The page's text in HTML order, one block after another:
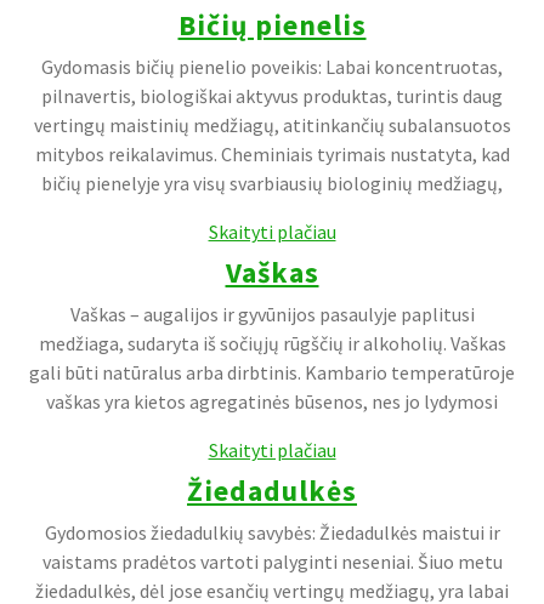
Bičių pienelis
Gydomasis bičių pienelio poveikis: Labai koncentruotas,
pilnavertis, biologiškai aktyvus produktas, turintis daug
vertingų maistinių medžiagų, atitinkančių subalansuotos
mitybos reikalavimus. Cheminiais tyrimais nustatyta, kad
bičių pienelyje yra visų svarbiausių biologinių medžiagų,
Skaityti plačiau
Vaškas
Vaškas – augalijos ir gyvūnijos pasaulyje paplitusi
medžiaga, sudaryta iš sočiųjų rūgščių ir alkoholių. Vaškas
gali būti natūralus arba dirbtinis. Kambario temperatūroje
vaškas yra kietos agregatinės būsenos, nes jo lydymosi
Skaityti plačiau
Žiedadulkės
Gydomosios žiedadulkių savybės: Žiedadulkės maistui ir
vaistams pradėtos vartoti palyginti neseniai. Šiuo metu
žiedadulkės, dėl jose esančių vertingų medžiagų, yra labai